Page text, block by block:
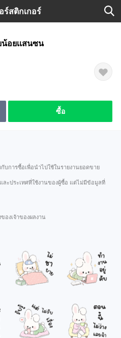
ร์สติกเกอร์
อยเเสนซน
ซื้อ
กับการซื้อเพื่อนำไปใช้ในรายงานยอดขาย
ะประเทศที่ใช้งานของผู้ซื้อ แต่ไม่มีข้อมูลที่
องเจ้าของผลงาน